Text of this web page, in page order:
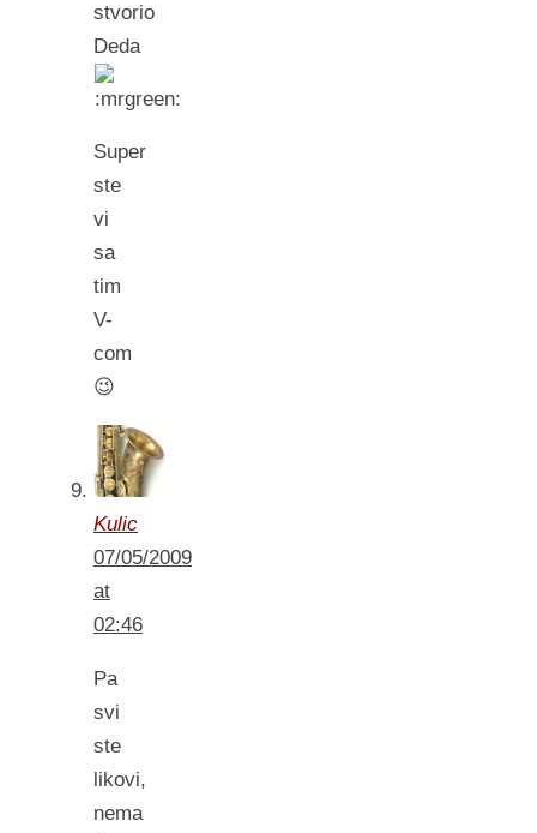
stvorio
Deda
Super
ste
vi
sa
tim
V-
com
😉
Kulic
07/05/2009
at
02:46
Pa
svi
ste
likovi,
nema